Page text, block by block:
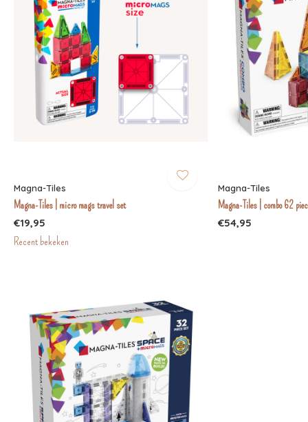
Magna-Tiles
Magna-Tiles | micro mags travel set
€19,95
Magna-Tiles
Magna-Tiles | combo 62
€54,95
Recent bekeken